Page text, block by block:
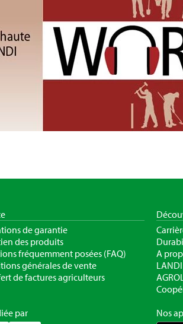
de garantie
des produits
fréquemment posées (FAQ)
générales de vente
de factures agriculteurs
A
par Nos